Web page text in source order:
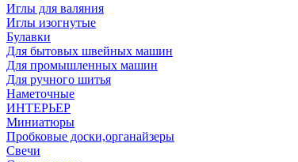
Иглы для валяния
Иглы изогнутые
Булавки
Для бытовых швейных машин
Для промышленных машин
Для ручного шитья
Наметочные
ИНТЕРЬЕР
Миниатюры
Пробковые доски,органайзеры
Свечи